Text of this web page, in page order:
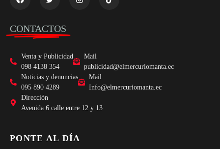
CONTACTOS
Venta y Publicidad
098 4138 354
Mail
publicidad@elmercuriomanta.ec
Noticias y denuncias
095 890 4289
Mail
Info@elmercuriomanta.ec
Dirección
Avenida 6 calle entre 12 y 13
PONTE AL DÍA